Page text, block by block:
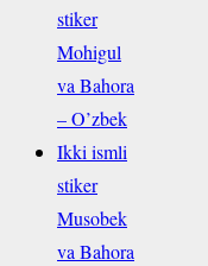
stiker
Mohigul
va Bahora
– O’zbek
Ikki ismli
stiker
Musobek
va Bahora